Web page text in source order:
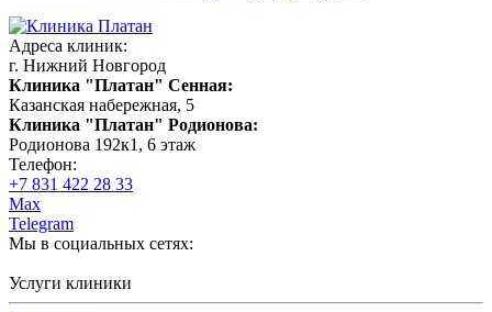
Адреса клиник:
г. Нижний Новгород
Клиника "Платан" Сенная:
Казанская набережная, 5
Клиника "Платан" Родионова:
Родионова 192к1, 6 этаж
Телефон:
+7 831 422 28 33
Max
Telegram
Мы в социальных сетях:
Услуги клиники